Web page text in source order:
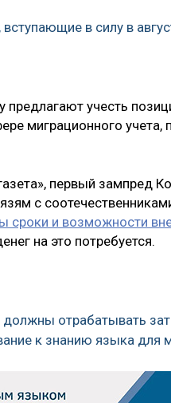
в силу в
предлагают учесть
миграционного учета,
первый зампред
с
сроки и возможности
на это потребуется.
должны отрабатывать
к знанию языка для